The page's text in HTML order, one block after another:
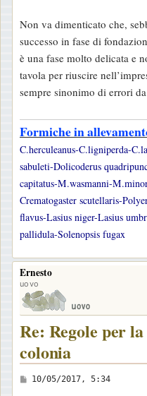
Non va dimenticato che,
successo in fase di
è una fase molto delicata e
tavola per riuscire
sempre sinonimo di errori
Formiche in
C.herculeanus-C.ligniperda-
sabuleti-Dolicoderus
capitatus-M.wasmanni-
Crematogaster scutellaris-
flavus-Lasius niger-Lasius
pallidula-Solenopsis fugax
Ernesto
uovo
Re: Regole per
colonia
M
10/05/2017, 5:34